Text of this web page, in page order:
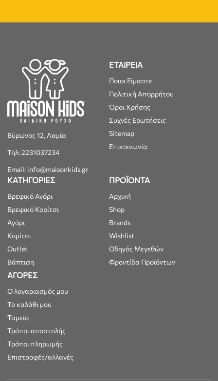
Βύρωνος 12, Λαμία
Τηλ: 2231037234
Email: info@maisonkids.gr
ΕΤΑΙΡΕΙΑ
Ποιοι Είμαστε
Πολιτική Απορρήτου
Όροι Χρήσης
Συχνές Ερωτήσεις
Sitemap
Επικοινωνία
ΚΑΤΗΓΟΡΙΕΣ
Βρεφικό Αγόρι
Βρεφικό Κορίτσι
Αγόρι
Κορίτσι
Outlet
Βάπτιση
ΠΡΟΪΟΝΤΑ
Αρχική
Shop
Brands
Wishlist
Οδηγός Μεγεθών
Φροντίδα Προϊόντων
ΑΓΟΡΕΣ
Ο λογαριασμός μου
Το καλάθι μου
Ταμείο
Τρόποι αποστολής
Τρόποι πληρωμής
Επιστροφές/αλλαγές